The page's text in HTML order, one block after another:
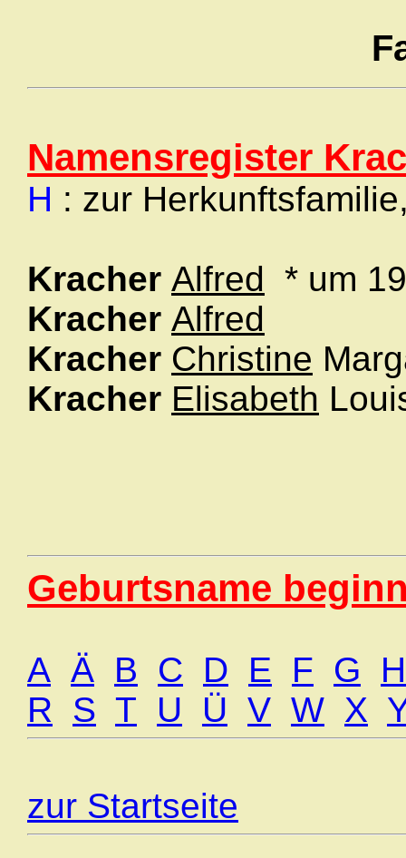
Namensregister
H : zur
Kracher Alfred * um
Kracher Alfred
Kracher Christine
Kracher Elisabeth
Geburtsname
A Ä B C D E F G
H
R
S T U Ü V W X
zur Startseite